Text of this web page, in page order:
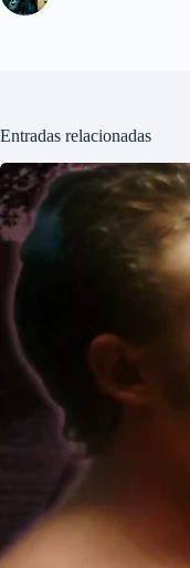
Entradas relacionadas